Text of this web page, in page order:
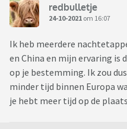
redbulletje
24-10-2021 om 16:07
Ik heb meerdere
en China en mijn ervaring
op je bestemming. Ik zou
minder tijd binnen Europa
je hebt meer tijd op de